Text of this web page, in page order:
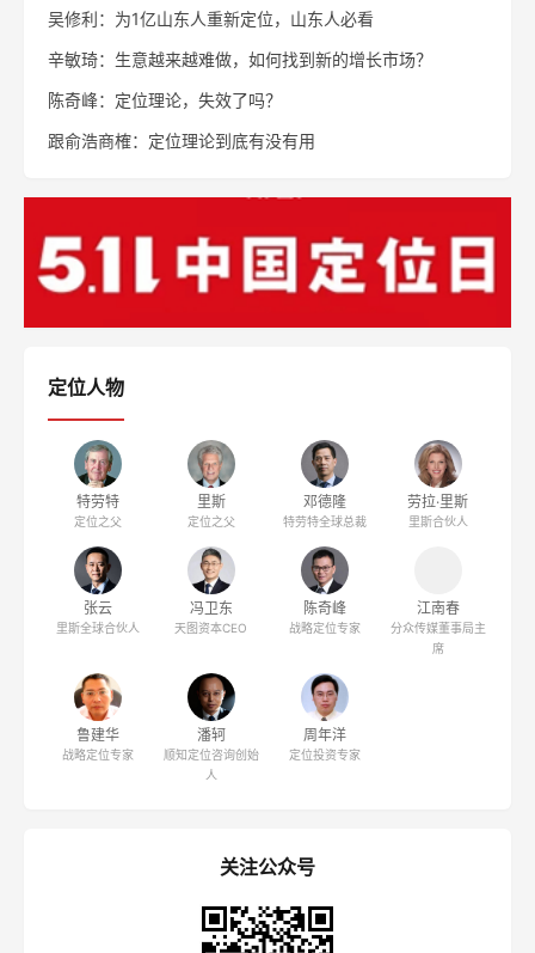
吴修利：为1亿山东人重新定位，山东人必看
辛敏琦：生意越来越难做，如何找到新的增长市场？
陈奇峰：定位理论，失效了吗？
跟俞浩商榷：定位理论到底有没有用
定位人物
特劳特
定位之父
里斯
定位之父
邓德隆
特劳特全球总裁
劳拉·里斯
里斯合伙人
张云
里斯全球合伙人
冯卫东
天图资本CEO
陈奇峰
战略定位专家
江南春
分众传媒董事局主
席
鲁建华
战略定位专家
潘轲
顺知定位咨询创始
人
周年洋
定位投资专家
关注公众号